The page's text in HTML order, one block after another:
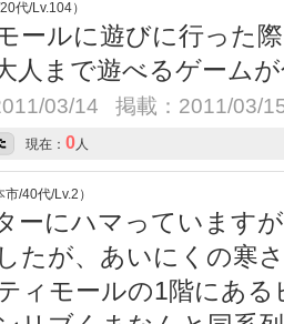
代/Lv.104）
ールに遊びに行った
人まで遊べるゲーム
03/14 掲載：2011/03/
現在： 0人
/40代/Lv.2）
ーにハマっています
たが、あいにくの寒
ィモールの1階にあ